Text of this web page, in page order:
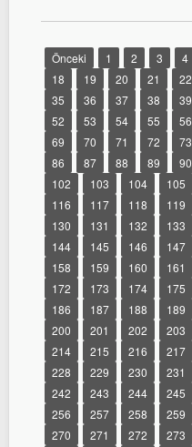
Önceki 1 2 3 4
18
19 20 21 22
35
36 37 38 39
52
53 54 55 56
69
70 71 72 73
86
87 88 89 90
102
103 104 105
116
117 118 119
130
131 132 133
144
145 146 147
158
159 160 161
172
173 174 175
186
187 188 189
200
201 202 203
214
215 216 217
228
229 230 231
242
243 244 245
256
257 258 259
270
271 272 273